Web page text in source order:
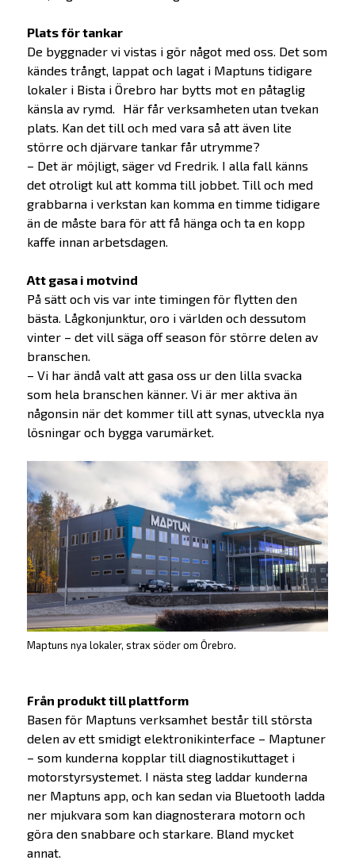
Plats för tankar
De byggnader vi vistas i gör något med oss. Det som
kändes trångt, lappat och lagat i Maptuns tidigare
lokaler i Bista i Örebro har bytts mot en påtaglig
känsla av rymd. Här får verksamheten utan tvekan
plats. Kan det till och med vara så att även lite
större och djärvare tankar får utrymme?
– Det är möjligt, säger vd Fredrik. I alla fall känns
det otroligt kul att komma till jobbet. Till och med
grabbarna i verkstan kan komma en timme tidigare
än de måste bara för att få hänga och ta en kopp
kaffe innan arbetsdagen.
Att gasa i motvind
På sätt och vis var inte timingen för flytten den
bästa. Lågkonjunktur, oro i världen och dessutom
vinter – det vill säga off season för större delen av
branschen.
– Vi har ändå valt att gasa oss ur den lilla svacka
som hela branschen känner. Vi är mer aktiva än
någonsin när det kommer till att synas, utveckla nya
lösningar och bygga varumärket.
Maptuns nya lokaler, strax söder om Örebro.
Från produkt till plattform
Basen för Maptuns verksamhet består till största
delen av ett smidigt elektronikinterface – Maptuner
– som kunderna kopplar till diagnostikuttaget i
motorstyrsystemet. I nästa steg laddar kunderna
ner Maptuns app, och kan sedan via Bluetooth ladda
ner mjukvara som kan diagnosterara motorn och
göra den snabbare och starkare. Bland mycket
annat.